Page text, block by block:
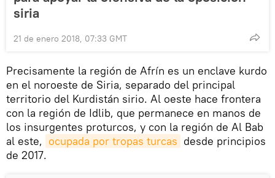
siria
21 de enero 2018, 07:33 GMT
Precisamente la región de Afrín es un enclave kurdo
en el noroeste de Siria, separado del principal
territorio del Kurdistán sirio. Al oeste hace frontera
con la región de Idlib, que permanece en manos de
los insurgentes proturcos, y con la región de Al Bab
al este, ocupada por tropas turcas desde principios
de 2017.